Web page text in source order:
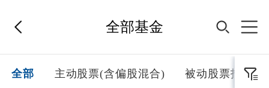
全部基金
首页
全部 主动股票(含偏股混合) 被动股票指数